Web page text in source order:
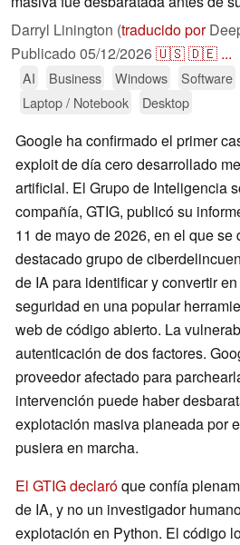
Darryl Linington (traducido por
Publicado 05/12/2026🇺🇸🇩🇪 ...
AI Business Windows Software
Laptop / Notebook
Desktop
Google ha confirmado el primer
exploit de día cero desarrollado
artificial. El Grupo de Inteligencia
compañía, GTIG, publicó su
11 de mayo de 2026, en el que se
destacado grupo de
de IA para identificar y convertir
seguridad en una popular
web de código abierto. La
autenticación de dos factores.
proveedor afectado para
intervención puede haber
explotación masiva planeada por
pusiera en marcha.
El GTIG declaróque confía
de IA, y no un investigador
explotación en Python. El código